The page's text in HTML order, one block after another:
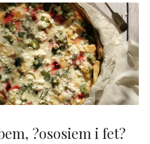
?ososiem i fet?